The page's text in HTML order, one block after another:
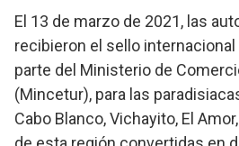
El 13 de marzo de 2021, las
recibieron el sello internacional
parte del Ministerio de
(Mincetur), para las
Cabo Blanco, Vichayito, El